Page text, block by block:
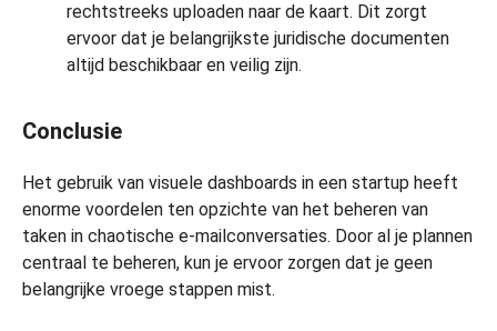
rechtstreeks uploaden naar de kaart. Dit zorgt
ervoor dat je belangrijkste juridische documenten
altijd beschikbaar en veilig zijn.
Conclusie
Het gebruik van visuele dashboards in een startup heeft
enorme voordelen ten opzichte van het beheren van
taken in chaotische e-mailconversaties. Door al je plannen
centraal te beheren, kun je ervoor zorgen dat je geen
belangrijke vroege stappen mist.